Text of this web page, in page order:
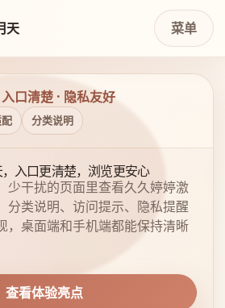
天 菜单
口清楚 · 隐私友好
分类说明
入口更清楚，浏览更安心
少干扰的页面里查看久久婷婷激
分类说明、访问提示、隐私提醒
，桌面端和手机端都能保持清晰
查看体验亮点